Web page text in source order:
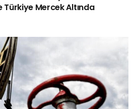
Mercek Altında